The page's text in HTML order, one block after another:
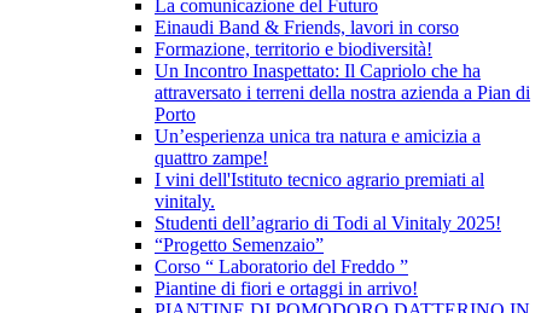
La comunicazione del Futuro
Einaudi Band & Friends, lavori in corso
Formazione, territorio e biodiversità!
Un Incontro Inaspettato: Il Capriolo che ha
attraversato i terreni della nostra azienda a Pian di
Porto
Un’esperienza unica tra natura e amicizia a
quattro zampe!
I vini dell'Istituto tecnico agrario premiati al
vinitaly.
Studenti dell’agrario di Todi al Vinitaly 2025!
“Progetto Semenzaio”
Corso “ Laboratorio del Freddo ”
Piantine di fiori e ortaggi in arrivo!